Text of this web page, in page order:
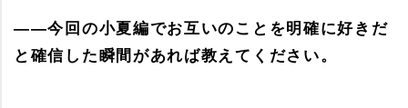
――今回の小夏編でお互いのことを明確に好きだ
と確信した瞬間があれば教えてください。